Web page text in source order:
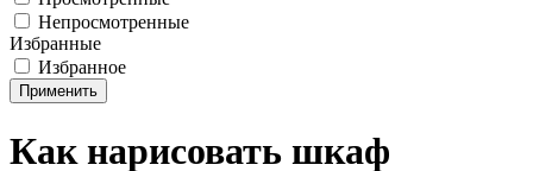
Непросмотренные
Избранные
Избранное
Применить
Как нарисовать шкаф